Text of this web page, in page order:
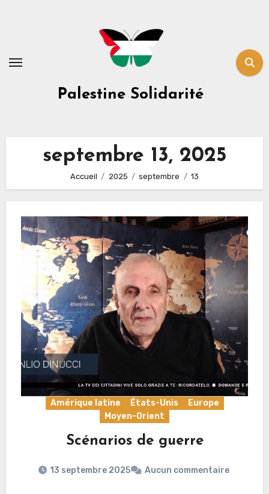
Palestine Solidarité
septembre 13, 2025
Accueil 2025 septembre 13
Amérique latine États-Unis
Europe
Moyen-Orient
Scénarios de guerre
13 septembre 2025 Aucun commentaire